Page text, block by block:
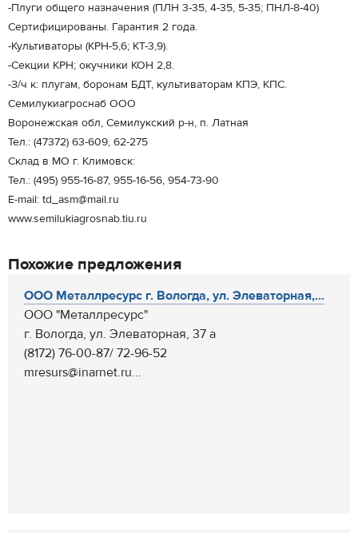
-Плуги общего назначения (ПЛН 3-35, 4-35, 5-35; ПНЛ-8-40)
Сертифицированы. Гарантия 2 года.
-Культиваторы (КРН-5,6; КТ-3,9).
-Секции КРН; окучники КОН 2,8.
-З/ч к: плугам, боронам БДТ, культиваторам КПЭ, КПС.
Семилукиагроснаб ООО
Воронежская обл, Семилукский р-н, п. Латная
Тел.: (47372) 63-609, 62-275
Склад в МО г. Климовск:
Тел.: (495) 955-16-87, 955-16-56, 954-73-90
E-mail: td_asm@mail.ru
www.semilukiagrosnab.tiu.ru
Похожие предложения
ООО Металлресурс г. Вологда, ул. Элеваторная,...
ООО "Металлресурс"
г. Вологда, ул. Элеваторная, 37 а
(8172) 76-00-87/ 72-96-52
mresurs@inarnet.ru...